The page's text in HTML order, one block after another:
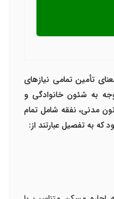
تأمین تمامی نیازهای
به شئون خانوادگی و
است. طبق ماده 1204 قانون مدنی، نفقه شامل تمام
به تفصیل عبارتند از: